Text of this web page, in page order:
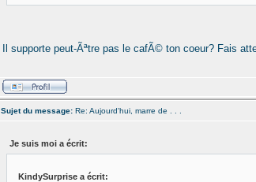
Il supporte peut-Ãªtre pas le cafÃ© ton coeur? Fais
Sujet du message: Re: Aujourd'hui, marre de . . .
Je suis moi a écrit:
KindySurprise a écrit: